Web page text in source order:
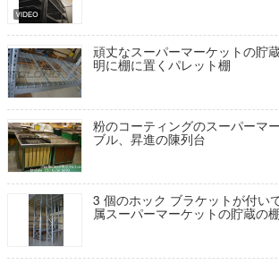
頑丈なスーパーマーケットの貯
明に棚に置くパレット棚
粉のコーティングのスーパーマ
ブル、昇進の陳列台
3 個のホック ブラケットが付い
属スーパーマーケットの貯蔵の棚